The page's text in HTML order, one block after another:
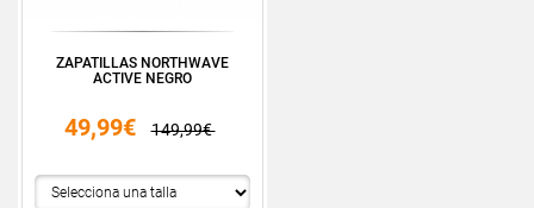
ZAPATILLAS NORTHWAVE
ACTIVE NEGRO
49,99€ 149,99€